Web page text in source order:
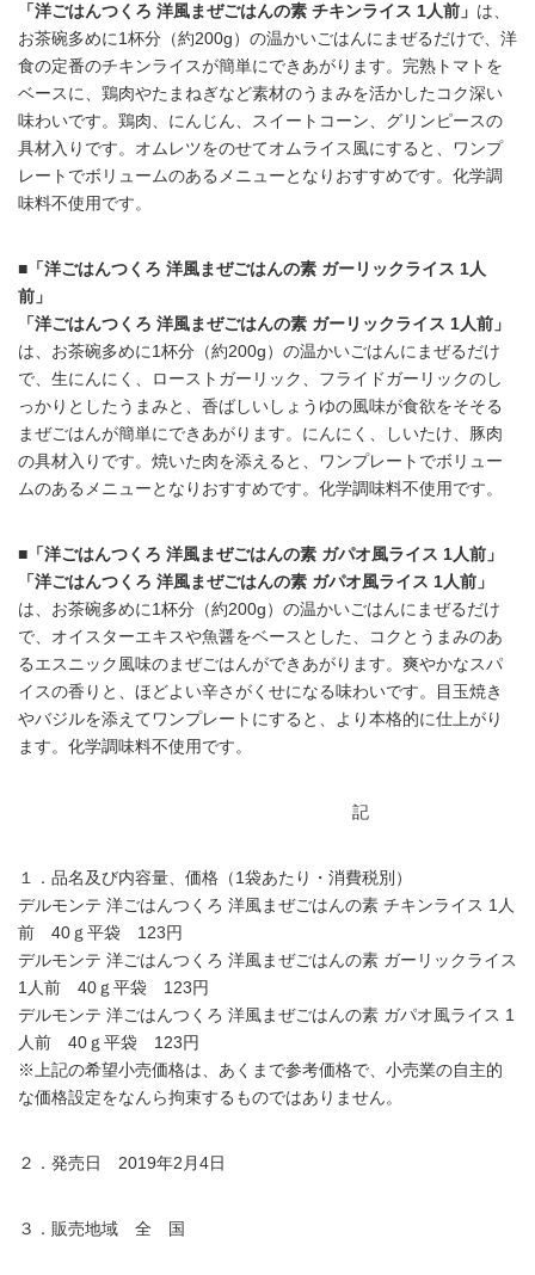
「洋ごはんつくろ 洋風まぜごはんの素 チキンライス 1人前」 は、
お茶碗多めに1杯分（約200g）の温かいごはんにまぜるだけで、洋
食の定番のチキンライスが簡単にできあがります。完熟トマトを
ベースに、鶏肉やたまねぎなど素材のうまみを活かしたコク深い
味わいです。鶏肉、にんじん、スイートコーン、グリンピースの
具材入りです。オムレツをのせてオムライス風にすると、ワンプ
レートでボリュームのあるメニューとなりおすすめです。化学調
味料不使用です。
■「洋ごはんつくろ 洋風まぜごはんの素 ガーリックライス 1人
前」
「洋ごはんつくろ 洋風まぜごはんの素 ガーリックライス 1人前」
は、お茶碗多めに1杯分（約200g）の温かいごはんにまぜるだけ
で、生にんにく、ローストガーリック、フライドガーリックのし
っかりとしたうまみと、香ばしいしょうゆの風味が食欲をそそる
まぜごはんが簡単にできあがります。にんにく、しいたけ、豚肉
の具材入りです。焼いた肉を添えると、ワンプレートでボリュー
ムのあるメニューとなりおすすめです。化学調味料不使用です。
■「洋ごはんつくろ 洋風まぜごはんの素 ガパオ風ライス 1人前」
「洋ごはんつくろ 洋風まぜごはんの素 ガパオ風ライス 1人前」
は、お茶碗多めに1杯分（約200g）の温かいごはんにまぜるだけ
で、オイスターエキスや魚醤をベースとした、コクとうまみのあ
るエスニック風味のまぜごはんができあがります。爽やかなスパ
イスの香りと、ほどよい辛さがくせになる味わいです。目玉焼き
やバジルを添えてワンプレートにすると、より本格的に仕上がり
ます。化学調味料不使用です。
記
１．品名及び内容量、価格（1袋あたり・消費税別）
デルモンテ 洋ごはんつくろ 洋風まぜごはんの素 チキンライス 1人
前 40ｇ平袋 123円
デルモンテ 洋ごはんつくろ 洋風まぜごはんの素 ガーリックライス
1人前 40ｇ平袋 123円
デルモンテ 洋ごはんつくろ 洋風まぜごはんの素 ガパオ風ライス 1
人前 40ｇ平袋 123円
※上記の希望小売価格は、あくまで参考価格で、小売業の自主的
な価格設定をなんら拘束するものではありません。
２．発売日 2019年2月4日
３．販売地域 全 国